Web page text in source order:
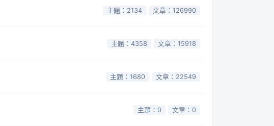
主題：2134 文章：126990
主題：4358 文章：15918
主題：1680 文章：22549
主題：0 文章：0